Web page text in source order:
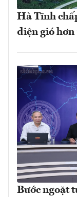
Hà Tĩnh
điện gió
Bước ngoặt